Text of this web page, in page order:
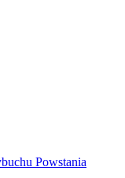
Powstania